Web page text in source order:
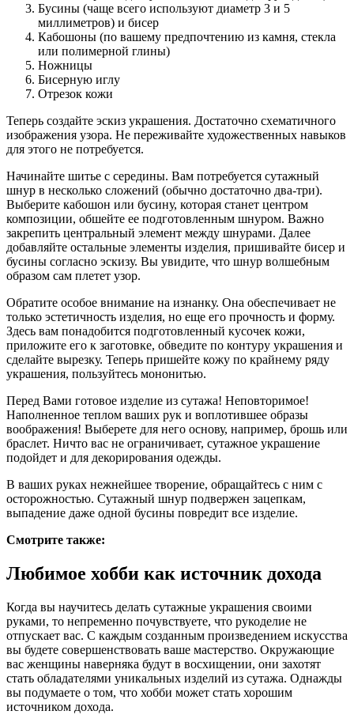
Бусины (чаще всего используют диаметр 3 и 5
миллиметров) и бисер
Кабошоны (по вашему предпочтению из камня, стекла
или полимерной глины)
Ножницы
Бисерную иглу
Отрезок кожи
Теперь создайте эскиз украшения. Достаточно схематичного
изображения узора. Не переживайте художественных навыков
для этого не потребуется.
Начинайте шитье с середины. Вам потребуется сутажный
шнур в несколько сложений (обычно достаточно два-три).
Выберите кабошон или бусину, которая станет центром
композиции, обшейте ее подготовленным шнуром. Важно
закрепить центральный элемент между шнурами. Далее
добавляйте остальные элементы изделия, пришивайте бисер и
бусины согласно эскизу. Вы увидите, что шнур волшебным
образом сам плетет узор.
Обратите особое внимание на изнанку. Она обеспечивает не
только эстетичность изделия, но еще его прочность и форму.
Здесь вам понадобится подготовленный кусочек кожи,
приложите его к заготовке, обведите по контуру украшения и
сделайте вырезку. Теперь пришейте кожу по крайнему ряду
украшения, пользуйтесь мононитью.
Перед Вами готовое изделие из сутажа! Неповторимое!
Наполненное теплом ваших рук и воплотившее образы
воображения! Выберете для него основу, например, брошь или
браслет. Ничто вас не ограничивает, сутажное украшение
подойдет и для декорирования одежды.
В ваших руках нежнейшее творение, обращайтесь с ним с
осторожностью. Сутажный шнур подвержен зацепкам,
выпадение даже одной бусины повредит все изделие.
Смотрите также:
Любимое хобби как источник дохода
Когда вы научитесь делать сутажные украшения своими
руками, то непременно почувствуете, что рукоделие не
отпускает вас. С каждым созданным произведением искусства
вы будете совершенствовать ваше мастерство. Окружающие
вас женщины наверняка будут в восхищении, они захотят
стать обладателями уникальных изделий из сутажа. Однажды
вы подумаете о том, что хобби может стать хорошим
источником дохода.